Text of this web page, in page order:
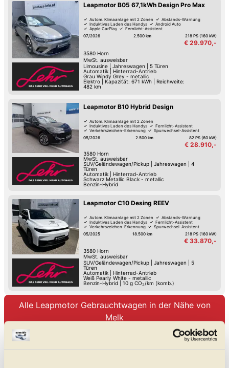
Leapmotor B05 67,1kWh Design Pro Max
Autom. Klimaanlage mit 2 Zonen
Abstands-Warnung
Induktives Laden des Handys
Android Auto
Apple CarPlay
Fernlicht-Assistent
Verkehrszeichen-Erkennung
Spurwechsel-Assistent
07/2026 2.500 km 218 PS (160 kW)
€ 29.970,-
3580 Horn
MwSt. ausweisbar
Limousine| Jahreswagen
5 Türen
Automatik| Hinterrad-Antrieb
Grau Windy Grey - metallic
Elektro
Kapazität: 671 kWh | Reichweite:
482 km
Leapmotor B10 Hybrid Design
Autom. Klimaanlage mit 2 Zonen
Induktives Laden des Handys
Fernlicht-Assistent
Verkehrszeichen-Erkennung
Spurwechsel-Assistent
Reifendruck-Kontrolle
05/2026 2.500 km 82 PS (60 kW)
€ 28.910,-
3580 Horn
MwSt. ausweisbar
SUV/Geländewagen/Pickup| Jahreswagen
4
Türen
Automatik| Hinterrad-Antrieb
Schwarz Metallic Black - metallic
Benzin-Hybrid
Leapmotor C10 Desing REEV
Autom. Klimaanlage mit 2 Zonen
Abstands-Warnung
Induktives Laden des Handys
Fernlicht-Assistent
Verkehrszeichen-Erkennung
Spurwechsel-Assistent
05/2025 18.500 km 218 PS (160 kW)
€ 33.870,-
3580 Horn
MwSt. ausweisbar
SUV/Geländewagen/Pickup| Jahreswagen
5
Türen
Automatik| Hinterrad-Antrieb
Weiß Pearly White - metallic
Benzin-Hybrid
10 g CO2 /km (komb.)
Alle Leapmotor Gebrauchtwagen in der Nähe von
Melk
Unsere Leapmotor Meldungen